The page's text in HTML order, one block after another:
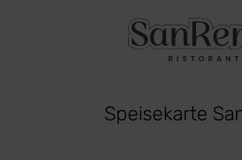
Speisekarte